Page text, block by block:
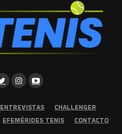
ENTREVISTAS
CHALLENGER
EFEMÉRIDES TENIS CONTACTO